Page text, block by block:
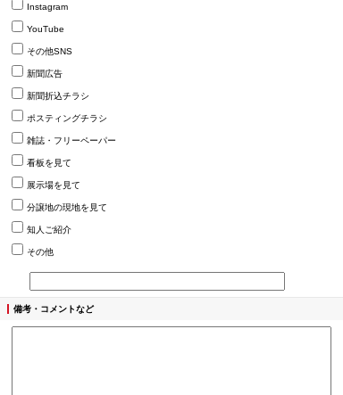
Instagram
YouTube
その他SNS
新聞広告
新聞折込チラシ
ポスティングチラシ
雑誌・フリーペーパー
看板を見て
展示場を見て
分譲地の現地を見て
知人ご紹介
その他
備考・コメントなど